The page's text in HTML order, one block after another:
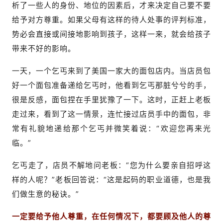
析了一些人的身份、地位的因素后，才来决定自己要不要
给予对方尊重。如果父母有这样的待人处事的评判标准，
势必会直接或间接地影响到孩子，这样一来，就会给孩子
带来不好的影响。
一天，一个乞丐来到了美国一家大的面包店内。当店员包
好一个面包准备递给乞丐时，他看到乞丐那脏兮兮的手，
很是反感，面包捏在手里犹豫了一下。这时，正赶上老板
走过来，看到了这一情景，连忙接过店员手中的面包，非
常有礼貌地递给那个乞丐并微笑着说：“欢迎您再来光
临。”
乞丐走了，店员不解地问老板：“您为什么要亲自招呼这
样的人呢？”老板回答说：“这是起码的职业道德，也是我
们做生意的秘诀。”
一定要给予他人尊重，在任何情况下，都要顾及他人的尊